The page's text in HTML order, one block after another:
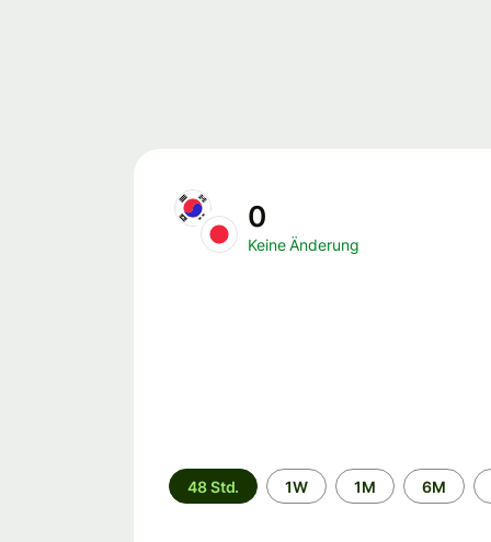
0
Keine Änderung
Zeitraum
48 Std. 1W 1M 6M